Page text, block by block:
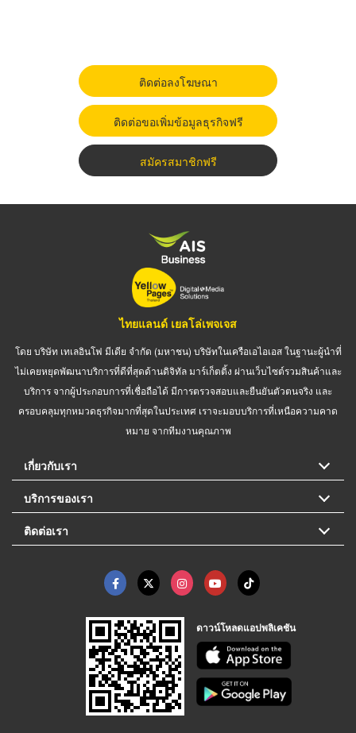
ติดต่อลงโฆษณา
ติดต่อขอเพิ่มข้อมูลธุรกิจฟรี
สมัครสมาชิกฟรี
ไทยแลนด์ เยลโล่เพจเจส
โดย บริษัท เทเลอินโฟ มีเดีย จำกัด (มหาชน) บริษัทในเครือเอไอเอส ในฐานะผู้นำที่
ไม่เคยหยุดพัฒนาบริการที่ดีที่สุดด้านดิจิทัล มาร์เก็ตติ้ง ผ่านเว็บไซต์รวมสินค้าและ
บริการ จากผู้ประกอบการที่เชื่อถือได้ มีการตรวจสอบและยืนยันตัวตนจริง และ
ครอบคลุมทุกหมวดธุรกิจมากที่สุดในประเทศ เราจะมอบบริการที่เหนือความคาด
หมาย จากทีมงานคุณภาพ
เกี่ยวกับเรา
บริการของเรา
ติดต่อเรา
ดาวน์โหลดแอปพลิเคชัน